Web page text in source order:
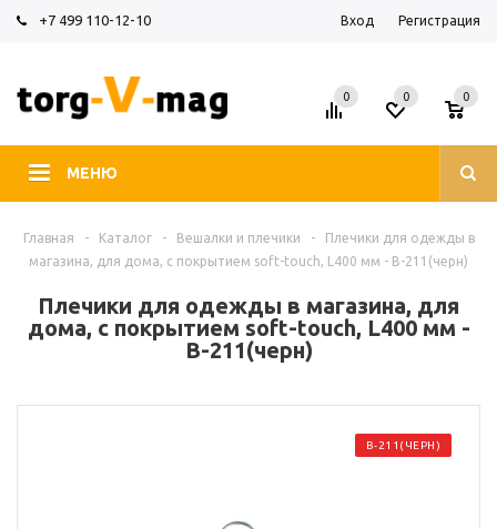
+7 499 110-12-10 Вход Регистрация
МЕНЮ
0 0
0
Главная - Каталог - Вешалки и плечики -
Плечики для одежды в
магазина, для дома, с покрытием soft-touch, L400 мм - В-211(черн)
Плечики для одежды в магазина, для
дома, с покрытием soft-touch, L400 мм -
В-211(черн)
В-211(ЧЕРН)